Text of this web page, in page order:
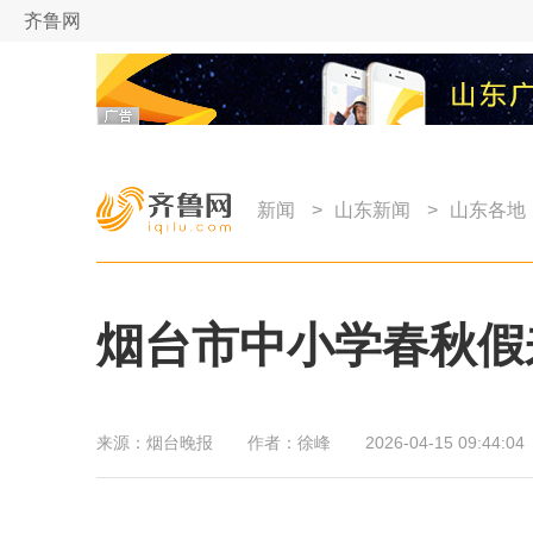
齐鲁网
新闻 > 山东新闻 > 山东各地
烟台市中小学春秋
来源： 烟台晚报 作者： 徐峰 2026-04-15 09:44:04